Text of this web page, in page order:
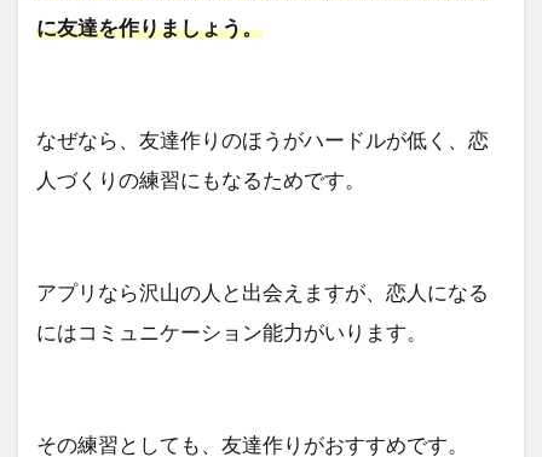
に友達を作りましょう。
なぜなら、友達作りのほうがハードルが低く、恋
人づくりの練習にもなるためです。
アプリなら沢山の人と出会えますが、恋人になる
にはコミュニケーション能力がいります。
その練習としても、友達作りがおすすめです。